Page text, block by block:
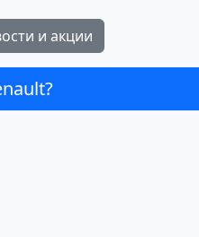
и акции